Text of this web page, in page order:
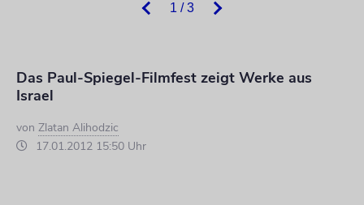
1 / 3
Das Paul-Spiegel-Filmfest zeigt Werke aus
Israel
von Zlatan Alihodzic
17.01.2012 15:50 Uhr